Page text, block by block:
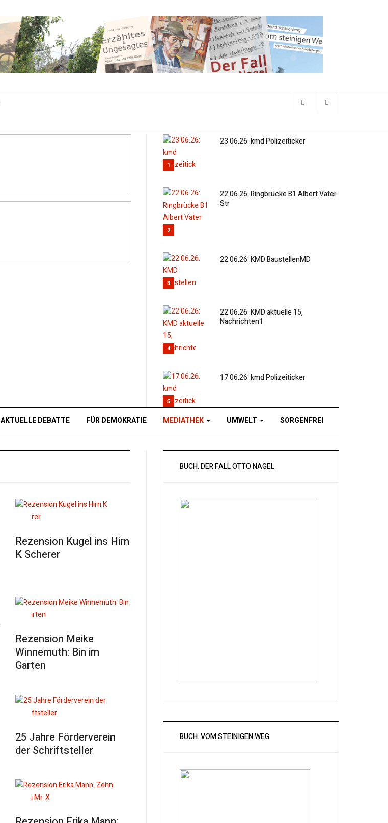
1
23.06.26: kmd Polizeiticker
2
22.06.26: Ringbrücke B1 Albert Vater
Str
3
22.06.26: KMD BaustellenMD
4
22.06.26: KMD aktuelle 15,
Nachrichten1
5
17.06.26: kmd Polizeiticker
AKTUELLE DEBATTE FÜR DEMOKRATIE MEDIATHEK UMWELT SORGENFREI
Rezension Kugel ins Hirn
K Scherer
Rezension Meike
Winnemuth: Bin im
Garten
25 Jahre Förderverein
der Schriftsteller
BUCH: DER FALL OTTO NAGEL
BUCH: VOM STEINIGEN WEG